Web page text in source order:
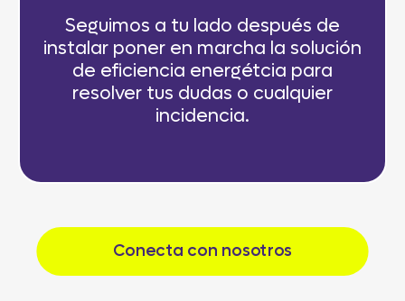
Seguimos a tu lado después de
instalar poner en marcha la solución
de eficiencia energétcia para
resolver tus dudas o cualquier
incidencia.
Conecta con nosotros